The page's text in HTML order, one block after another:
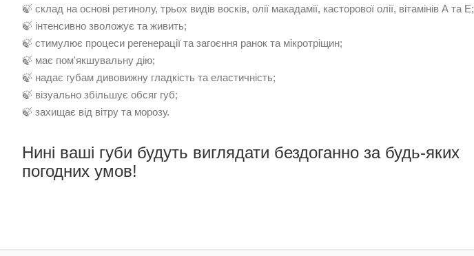
🍃 склад на основі ретинолу, трьох видів восків, олії макадамії, касторової олії, вітамінів А та Е;
🍃 інтенсивно зволожує та живить;
🍃 стимулює процеси регенерації та загоєння ранок та мікротріщин;
🍃 має пом'якшувальну дію;
🍃 надає губам дивовижну гладкість та еластичність;
🍃 візуально збільшує обсяг губ;
🍃 захищає від вітру та морозу.
Нині ваші губи будуть виглядати бездоганно за будь-яких
погодних умов!